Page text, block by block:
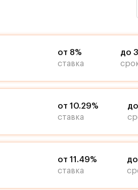
от 8%
ставка
до
от 10.29%
ставка
от 11.49%
ставка